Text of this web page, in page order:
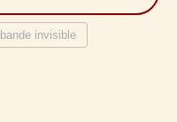
invisible